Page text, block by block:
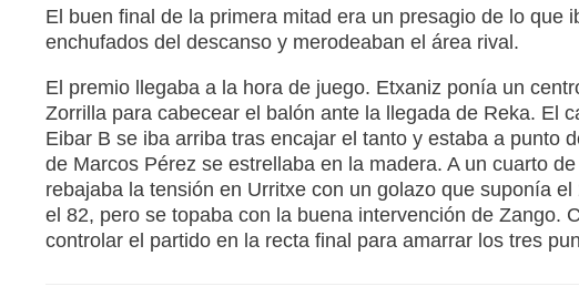
El buen final de la primera mitad era un presagio de lo que
enchufados del descanso y merodeaban el área rival.
El premio llegaba a la hora de juego. Etxaniz ponía un
Zorrilla para cabecear el balón ante la llegada de Reka. El
Eibar B se iba arriba tras encajar el tanto y estaba a punto
de Marcos Pérez se estrellaba en la madera. A un cuarto
rebajaba la tensión en Urritxe con un golazo que suponía
el 82, pero se topaba con la buena intervención de Zango.
controlar el partido en la recta final para amarrar los tres